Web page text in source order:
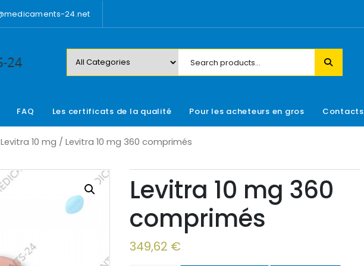
24.net
FAQ Les certificats de la qualité Pour les acheteurs en gros Contacts
Levitra 10 mg / Levitra 10 mg 360 comprimés
Levitra 10 mg 360
comprimés
349,62 €